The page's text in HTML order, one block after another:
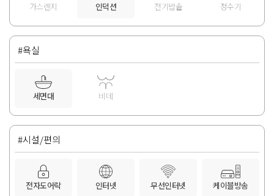
가스렌지 인덕션 전기밥솥 정수기
#욕실
세면대 비데
#시설/편의
전자도어락 인터넷 무선인터넷 케이블방송